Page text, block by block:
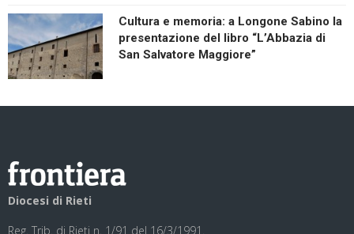
Cultura e memoria: a Longone Sabino la
presentazione del libro “L’Abbazia di
San Salvatore Maggiore”
Diocesi di Rieti
Reg. Trib. di Rieti n. 1/91 del 16/3/1991.